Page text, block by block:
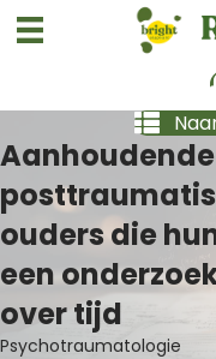
ouders die
een
over tijd
Psychotraumatologie